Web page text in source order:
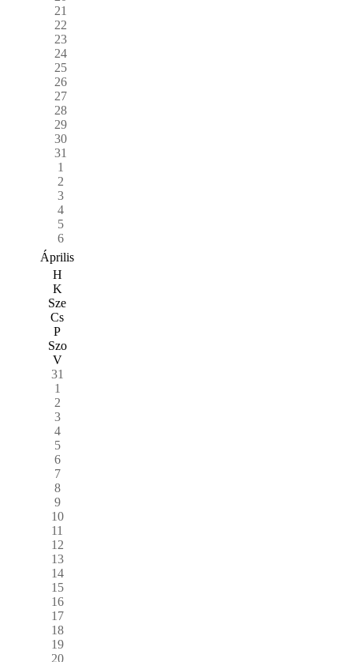
21
22
23
24
25
26
27
28
29
30
31
1
2
3
4
5
6
Április
H
K
Sze
Cs
P
Szo
V
31
1
2
3
4
5
6
7
8
9
10
11
12
13
14
15
16
17
18
19
20